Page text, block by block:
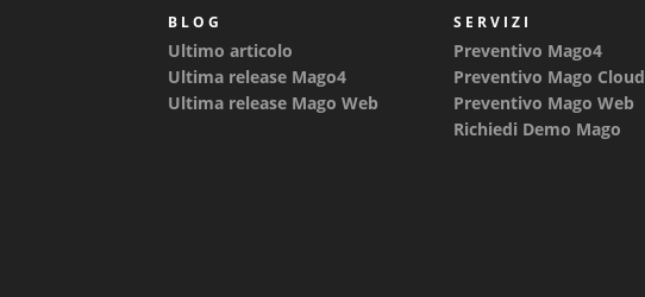
BLOG
Ultimo articolo
Ultima release Mago4
Ultima release Mago Web
SERVIZI
Preventivo Mago4
Preventivo Mago Cloud
Preventivo Mago Web
Richiedi Demo Mago